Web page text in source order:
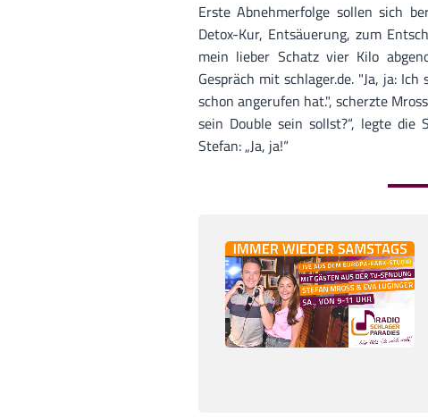
Erste Abnehmerfolge sollen sich
Detox-Kur, Entsäuerung, zum
mein lieber Schatz vier Kilo
Gespräch mit schlager.de. "Ja, ja:
schon angerufen hat.", scherzte
sein Double sein sollst?“, legte
Stefan: „Ja, ja!“